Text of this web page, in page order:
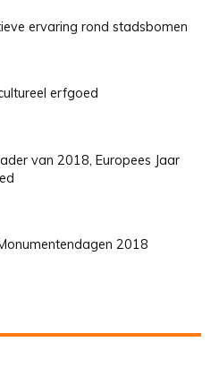
ervaring rond stadsbomen
erfgoed
van 2018, Europees Jaar
2018